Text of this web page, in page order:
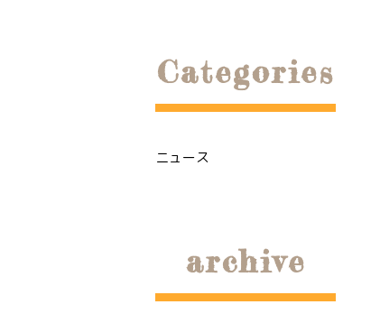
Categories
ニュース
archive